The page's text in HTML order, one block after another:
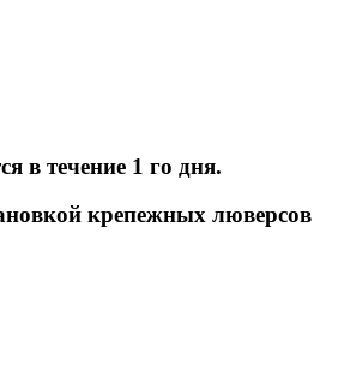
в течение 1 го дня.
крепежных люверсов